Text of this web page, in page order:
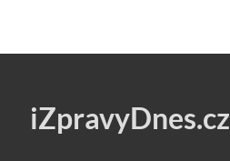
iZpravyDnes.cz